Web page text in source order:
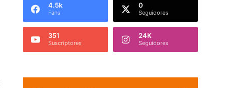
4.5k
Fans
0
Seguidores
351
Suscriptores
24K
Seguidores